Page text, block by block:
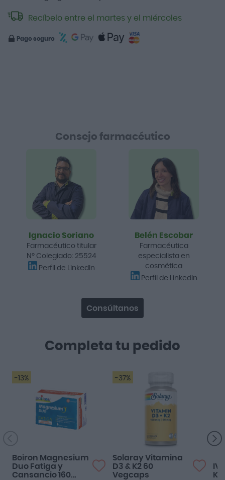
Recíbelo entre el martes y el miércoles
Pago seguro
Completa tu pedido
-13%
Boiron Magnesium
Duo Fatiga y
Cansancio 160
-37%
Solaray Vitamina
D3 & K2 60
Vegcaps
Consejo farmacéutico
Ignacio Soriano
Farmacéutico titular
Nº Colegiado: 25524
Perfil de LinkedIn
Belén Escobar
Farmacéutica
especialista en
cosmética
Perfil de LinkedIn
Consúltanos